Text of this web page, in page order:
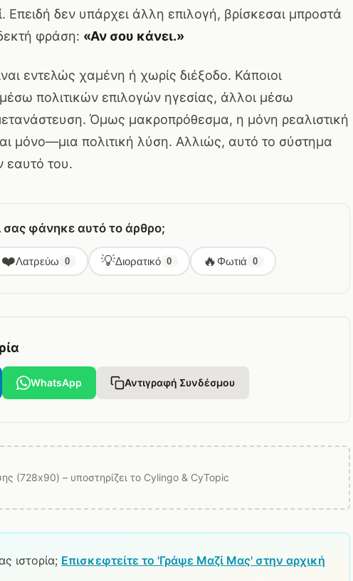
Επειδή δεν υπάρχει άλλη επιλογή, βρίσκεσαι μπροστά
φράση: «Αν σου κάνει.»
εντελώς χαμένη ή χωρίς διέξοδο. Κάποιοι
πολιτικών επιλογών ηγεσίας, άλλοι μέσω
Όμως μακροπρόθεσμα, η μόνη ρεαλιστική
μόνο—μια πολιτική λύση. Αλλιώς, αυτό το σύστημα
εαυτό του.
σας φάνηκε αυτό το άρθρο;
❤️Λατρεύω 0 💡Διορατικό 0 🔥 Φωτιά 0
WhatsApp Αντιγραφή Συνδέσμου
(728x90) – υποστηρίζει το Cylingo & CyTopic
ιστορία; Επισκεφτείτε το 'Γράψε Μαζί Μας' στην αρχική